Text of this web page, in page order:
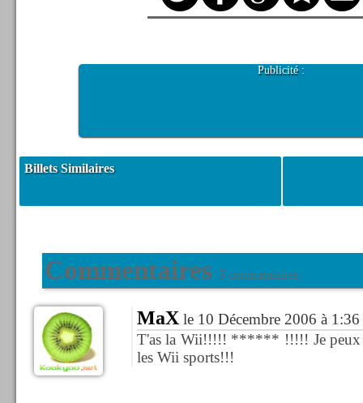
Publicité :
Billets Similaires
Commentaires 5 commentaires
MaX le 10 Décembre 2006 à 1:36
T'as la Wii!!!!! ****** !!!!! Je peux
les Wii sports!!!